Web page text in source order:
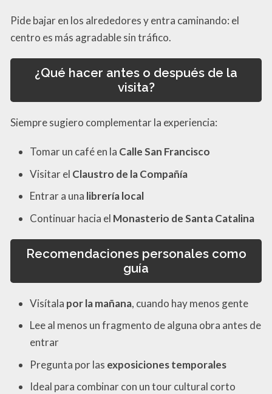
Pide bajar en los alrededores y entra caminando: el
centro es más agradable sin tráfico.
¿Qué hacer antes o después de la
visita?
Siempre sugiero complementar la experiencia:
Tomar un café en la Calle San Francisco
Visitar el Claustro de la Compañía
Entrar a una librería local
Continuar hacia el Monasterio de Santa Catalina
Recomendaciones personales como
guía
Visítala por la mañana, cuando hay menos gente
Lee al menos un fragmento de alguna obra antes de
entrar
Pregunta por las exposiciones temporales
Ideal para combinar con un tour cultural corto